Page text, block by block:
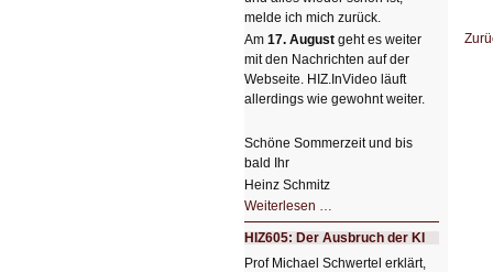
melde ich mich zurück.
Am 17. August geht es weiter
mit den Nachrichten auf der
Webseite. HIZ.InVideo läuft
allerdings wie gewohnt weiter.
Schöne Sommerzeit und bis
bald Ihr
Heinz Schmitz
Weiterlesen …
so
kleine
Sommerpause
😊
HIZ605: Der Ausbruch der KI
Prof Michael Schwertel erklärt,